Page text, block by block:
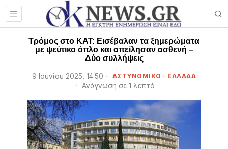
Τρόμος στο ΚΑΤ: Εισέβαλαν τα ξημερώματα
με ψεύτικο όπλο και απείλησαν ασθενή –
Δύο συλλήψεις
9 Ιουνίου 2025, 14:50 ΑΣΤΥΝΟΜΙΚΟ · ΕΛΛΑΔΑ
Ανάγνωση σε 1 λεπτό